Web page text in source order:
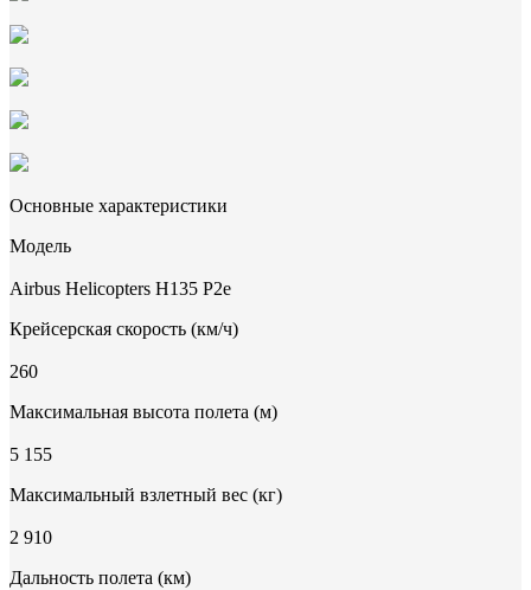
Основные характеристики
Модель
Airbus Helicopters H135 P2e
Крейсерская скорость (км/ч)
260
Максимальная высота полета (м)
5 155
Максимальный взлетный вес (кг)
2 910
Дальность полета (км)